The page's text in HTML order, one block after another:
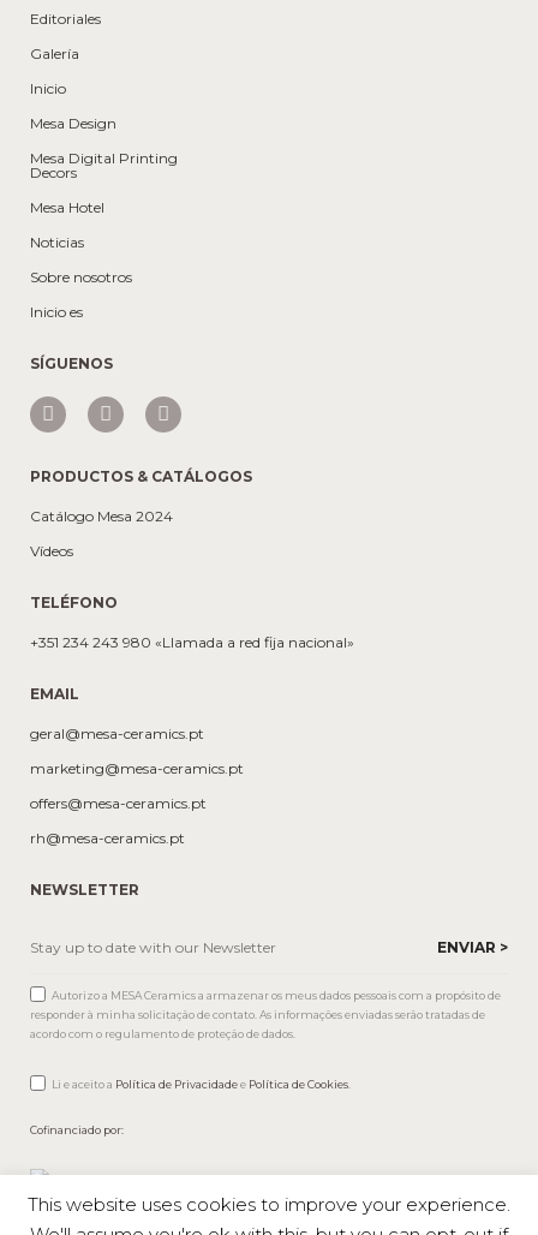
Editoriales
Galería
Inicio
Mesa Design
Mesa Digital Printing
Decors
Mesa Hotel
Noticias
Sobre nosotros
Inicio es
SÍGUENOS
PRODUCTOS & CATÁLOGOS
Catálogo Mesa 2024
Vídeos
TELÉFONO
+351 234 243 980 «Llamada a red fija nacional»
EMAIL
geral@mesa-ceramics.pt
marketing@mesa-ceramics.pt
offers@mesa-ceramics.pt
rh@mesa-ceramics.pt
NEWSLETTER
Autorizo a MESA Ceramics a armazenar os meus dados pessoais com a propósito de
responder à minha solicitação de contato. As informações enviadas serão tratadas de
acordo com o regulamento de proteção de dados.
Li e aceito a Política de Privacidadee Política de Cookies
Cofinanciado por:
This website uses cookies to improve your experience.